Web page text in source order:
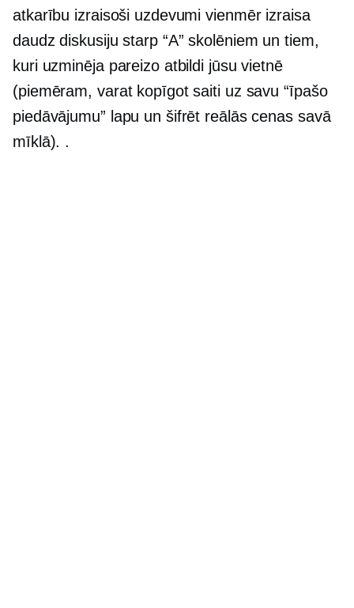
atkarību izraisoši uzdevumi vienmēr izraisa
daudz diskusiju starp “A” skolēniem un tiem,
kuri uzminēja pareizo atbildi jūsu vietnē
(piemēram, varat kopīgot saiti uz savu “īpašo
piedāvājumu” lapu un šifrēt reālās cenas savā
mīklā). .